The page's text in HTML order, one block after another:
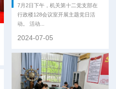
7月2日下午，机关第十二党支部在
行政楼128会议室开展主题党日活
动。 活动...
2024-07-05